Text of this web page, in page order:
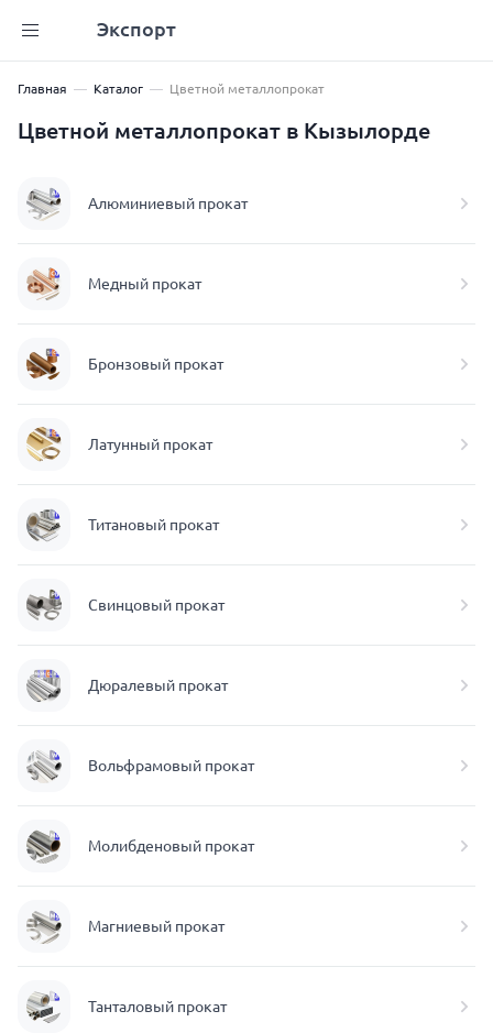
Экспорт
Главная Каталог Цветной металлопрокат
Цветной металлопрокат в Кызылорде
Алюминиевый прокат
Медный прокат
Бронзовый прокат
Латунный прокат
Титановый прокат
Свинцовый прокат
Дюралевый прокат
Вольфрамовый прокат
Молибденовый прокат
Магниевый прокат
Танталовый прокат